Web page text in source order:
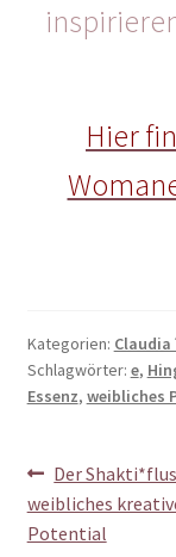
Hier
Kategorien:
Schlagwörter: e,
Essenz, weibliches
Vorheriger
Beitrag:
Der
weibliches
Potential